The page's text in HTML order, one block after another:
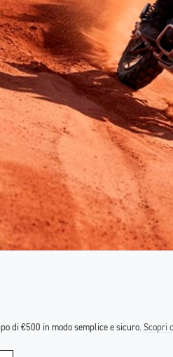
di €500 in modo semplice e sicuro. Scopri